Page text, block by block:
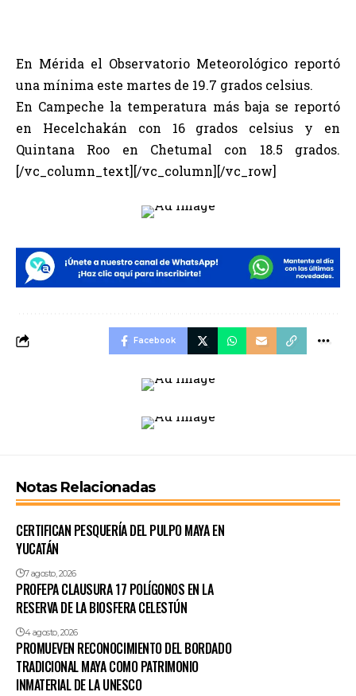
En Mérida el Observatorio Meteorológico reportó
una mínima este martes de 19.7 grados celsius.
En Campeche la temperatura más baja se reportó
en Hecelchakán con 16 grados celsius y en
Quintana Roo en Chetumal con 18.5 grados.
[/vc_column_text][/vc_column][/vc_row]
Facebook
Notas Relacionadas
CERTIFICAN PESQUERÍA DEL PULPO MAYA EN
YUCATÁN
7 agosto, 2026
PROFEPA CLAUSURA 17 POLÍGONOS EN LA
RESERVA DE LA BIOSFERA CELESTÚN
4 agosto, 2026
PROMUEVEN RECONOCIMIENTO DEL BORDADO
TRADICIONAL MAYA COMO PATRIMONIO
INMATERIAL DE LA UNESCO